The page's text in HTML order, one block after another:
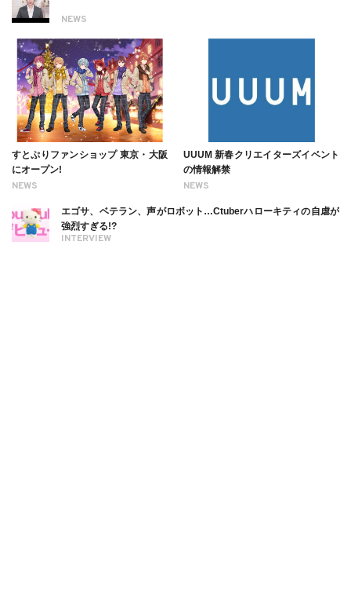
NEWS
NEWS
すとぷりファンショップ 東京・大阪
にオープン!
NEWS
UUUM 新春クリエイターズイベント
の情報解禁
INTERVIEW
エゴサ、ベテラン、声がロボット…Ctuberハローキティの自虐が
強烈すぎる!?